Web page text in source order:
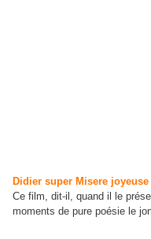
Didier super Misere joyeuse
Ce film, dit-il, quand il le
moments de pure poésie le